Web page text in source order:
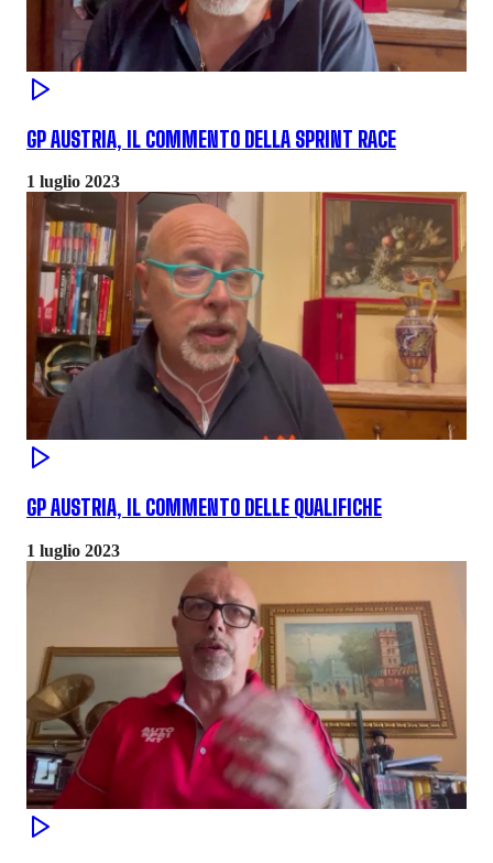
GP AUSTRIA, IL COMMENTO DELLA SPRINT RACE
1 luglio 2023
GP AUSTRIA, IL COMMENTO DELLE QUALIFICHE
1 luglio 2023